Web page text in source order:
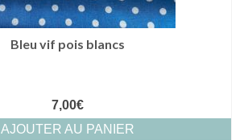
Bleu vif pois blancs
7,00€
AJOUTER AU PANIER